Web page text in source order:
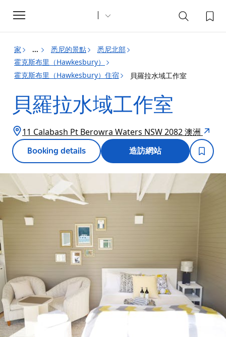
Toggle
navigation
家 ... 悉尼的景點
悉尼北部
霍克斯布里（Hawkesbury）
霍克斯布里（Hawkesbury）住宿
貝羅拉水域工作室
貝羅拉水域工作室
11 Calabash Pt Berowra Waters NSW 2082 澳洲
Booking details 造訪網站